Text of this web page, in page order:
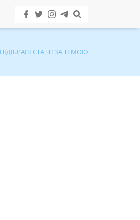
ПІДІБРАНІ СТАТТІ ЗА ТЕМОЮ